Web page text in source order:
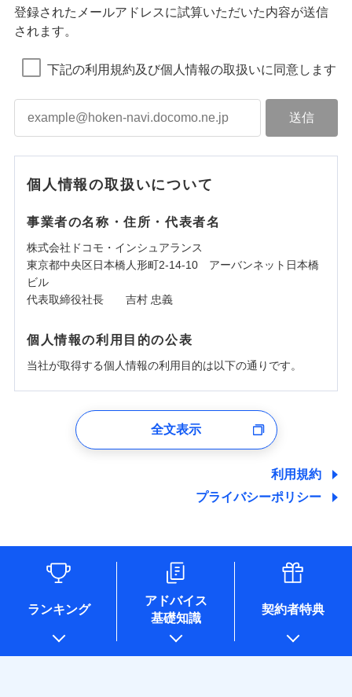
登録されたメールアドレスに試算いただいた内容が送信
されます。
下記の利用規約及び個人情報の取扱いに同意します
個人情報の取扱いについて
事業者の名称・住所・代表者名
株式会社ドコモ・インシュアランス
東京都中央区日本橋人形町2-14-10 アーバンネット日本橋
ビル
代表取締役社長 吉村 忠義
個人情報の利用目的の公表
当社が取得する個人情報の利用目的は以下の通りです。
ユーザー登録受付および、管理のため
しくは委託を受けている保険会社・提携会社の保険その他に
関する情報を提供し、金融商品等の契約を勧奨するため、ま
た維持管理等の委託業務遂行のため、またそれらに付帯、関
情報を取引のある他の保険会社の商品・サービスをご提案す
るために利用させていただくことがあります。）
各種セミナーの開催のため
コンサルティングサービスの実施のため
アンケートやキャンペーン等の実施のため
上記に係る案内・手続き・管理等付帯業務を行うため
* 当社が委託を受けている保険会社の情報は、保険会社のホ
ームページに掲載しておりますので、ご確認ください。
全文表示
利用規約
プライバシーポリシー
ランキング
アドバイス
基礎知識
契約者特典